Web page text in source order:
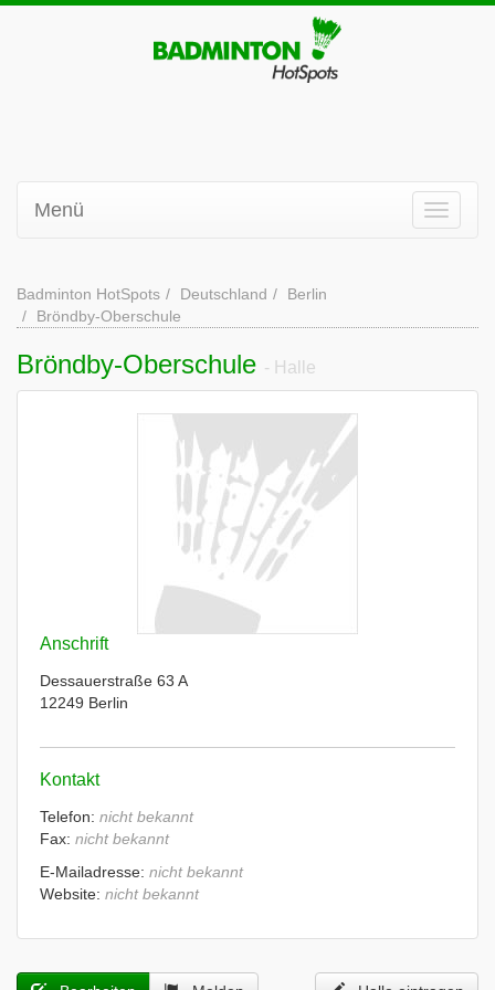
Menü
Badminton HotSpots Deutschland
Berlin
Bröndby-Oberschule
Bröndby-Oberschule - Halle
Anschrift
Dessauerstraße 63 A
12249 Berlin
Kontakt
Telefon: nicht bekannt
Fax: nicht bekannt
E-Mailadresse: nicht bekannt
Website: nicht bekannt